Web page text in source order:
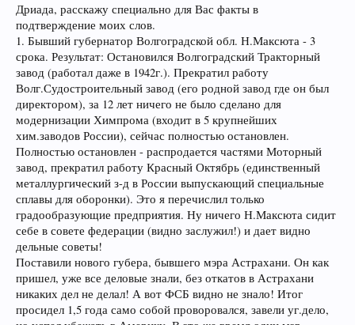
Дриада, расскажу специально для Вас факты в
подтверждение моих слов.
1. Бывший губернатор Волгоградской обл. Н.Максюта - 3
срока. Результат: Остановился Волгоградский Тракторный
завод (работал даже в 1942г.). Прекратил работу
Волг.Судостроительный завод (его родной завод где он был
директором), за 12 лет ничего не было сделано для
модернизации Химпрома (входит в 5 крупнейших
хим.заводов России), сейчас полностью остановлен.
Полностью остановлен - распродается частями Моторный
завод, прекратил работу Красный Октябрь (единственный
металлургический з-д в России выпускающий специальные
сплавы для оборонки). Это я перечислил только
градообразующие предприятия. Ну ничего Н.Максюта сидит
себе в совете федерации (видно заслужил!) и дает видно
дельные советы!
Поставили нового губера, бывшего мэра Астрахани. Он как
пришел, уже все деловые знали, без откатов в Астрахани
никаких дел не делал! А вот ФСБ видно не знало! Итог
просидел 1,5 года само собой проворовался, завели уг.дело,